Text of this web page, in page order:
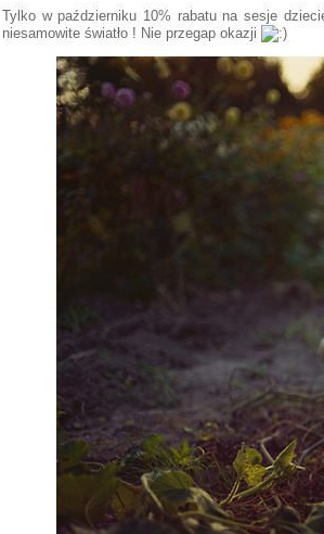
Tylko w październiku 10% rabatu na sesje
niesamowite światło ! Nie przegap okazji